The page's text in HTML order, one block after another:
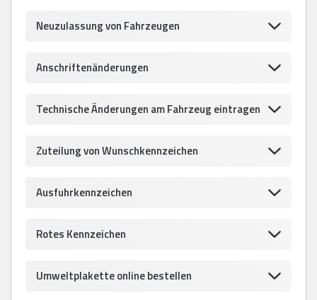
Neuzulassung von Fahrzeugen
Anschriftenänderungen
Technische Änderungen am Fahrzeug eintragen
Zuteilung von Wunschkennzeichen
Ausfuhrkennzeichen
Rotes Kennzeichen
Umweltplakette online bestellen